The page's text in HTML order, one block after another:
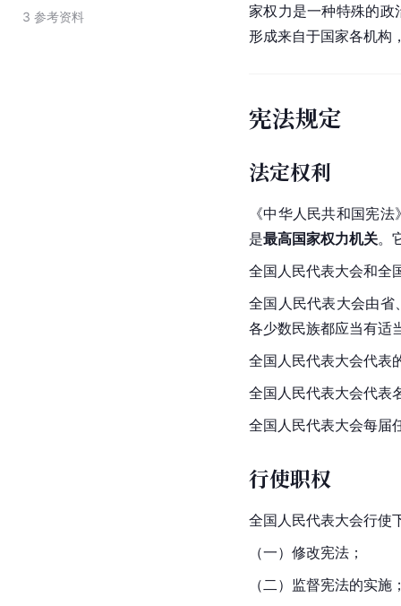
3 参考资料
家权力是一种特殊的政
形成来自于国家各机构
宪法规定
法定权利
《中华人民共和国宪法
是最高国家权力机关。
全国人民代表大会和全
全国人民代表大会由省
各少数民族都应当有适
全国人民代表大会代表
全国人民代表大会代表
全国人民代表大会每届
行使职权
全国人民代表大会行使
（一）修改宪法；
（二）监督宪法的实施